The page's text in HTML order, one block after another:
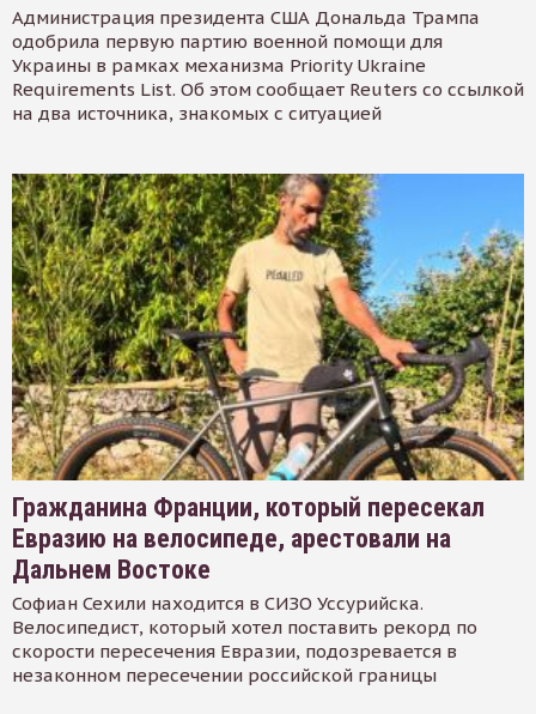
Администрация президента США Дональда Трампа
одобрила первую партию военной помощи для
Украины в рамках механизма Priority Ukraine
Requirements List. Об этом сообщает Reuters со ссылкой
на два источника, знакомых с ситуацией
Гражданина Франции, который пересекал
Евразию на велосипеде, арестовали на
Дальнем Востоке
Софиан Сехили находится в СИЗО Уссурийска.
Велосипедист, который хотел поставить рекорд по
скорости пересечения Евразии, подозревается в
незаконном пересечении российской границы